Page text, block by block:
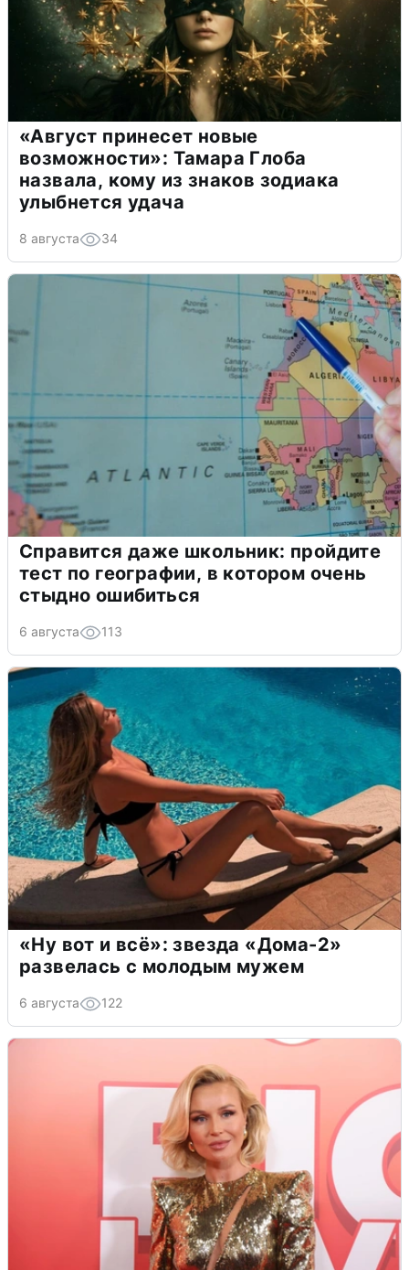
«Август принесет новые
возможности»: Тамара Глоба
назвала, кому из знаков зодиака
улыбнется удача
8 августа 34
Справится даже школьник: пройдите
тест по географии, в котором очень
стыдно ошибиться
6 августа 113
«Ну вот и всё»: звезда «Дома-2»
развелась с молодым мужем
6 августа 122